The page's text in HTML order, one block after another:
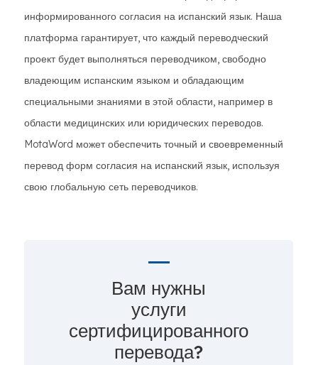
информированного согласия на испанский язык. Наша
платформа гарантирует, что каждый переводческий
проект будет выполняться переводчиком, свободно
владеющим испанским языком и обладающим
специальными знаниями в этой области, например в
области медицинских или юридических переводов.
MotaWord может обеспечить точный и своевременный
перевод форм согласия на испанский язык, используя
свою глобальную сеть переводчиков.
Вам нужны
услуги
сертифицированного
перевода?